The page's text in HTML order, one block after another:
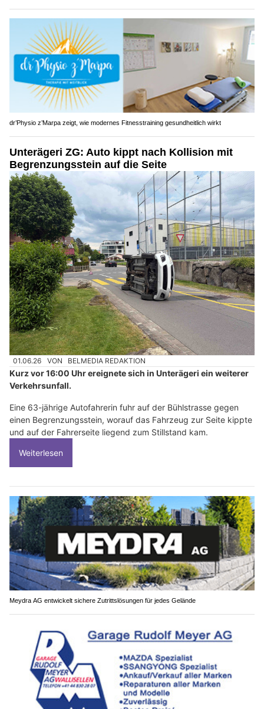
dr’Physio z’Marpa zeigt, wie modernes Fitnesstraining gesundheitlich wirkt
Unterägeri ZG: Auto kippt nach Kollision mit
Begrenzungsstein auf die Seite
01.06.26 VON BELMEDIA REDAKTION
Kurz vor 16:00 Uhr ereignete sich in Unterägeri ein weiterer
Verkehrsunfall.
Eine 63-jährige Autofahrerin fuhr auf der Bühlstrasse gegen
einen Begrenzungsstein, worauf das Fahrzeug zur Seite kippte
und auf der Fahrerseite liegend zum Stillstand kam.
Weiterlesen
Meydra AG entwickelt sichere Zutrittslösungen für jedes Gelände